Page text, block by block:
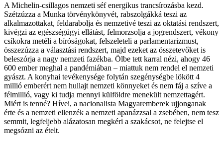
A Michelin-csillagos nemzeti séf energikus trancsírozásba kezd.
Szétzúzza a Munka törvénykönyvét, rabszolgákká teszi az
alkalmazottakat, feldarabolja és nemzetivé teszi az oktatási rendszert,
kivégzi az egészségügyi ellátást, felmorzsolja a jogrendszert, vékony
csíkokra metéli a bíróságokat, felszeleteli a parlamentarizmust,
összezúzza a választási rendszert, majd ezeket az összetevőket is
beleszórja a nagy nemzeti fazékba. Ölbe tett karral nézi, ahogy 46
600 ember meghal a pandémiában – miattuk nem rendel el nemzeti
gyászt. A konyhai tevékenysége folytán szegénységbe lökött 4
millió emberért nem hullajt nemzeti könnyeket és nem fáj a szíve a
félmillió, vagy ki tudja mennyi külföldre menekült nemzettagért.
Miért is tenné? Hívei, a nacionalista Magyaremberek ujjonganak
érte és a nemzeti ellenzék a nemzeti apanázzsal a zsebében, nem tesz
semmit, legfeljebb alázatosan megkéri a szakácsot, ne felejtse el
megsózni az ételt.